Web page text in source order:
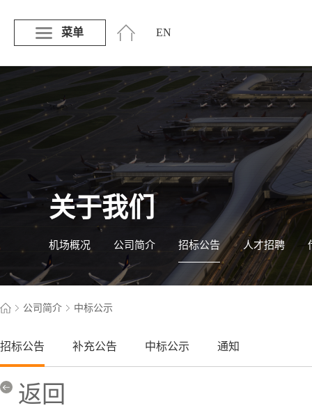
菜单 EN
关于我们
机场概况 公司简介 招标公告 人才招聘
公司简介 中标公示
招标公告 补充公告 中标公示 通知
返回